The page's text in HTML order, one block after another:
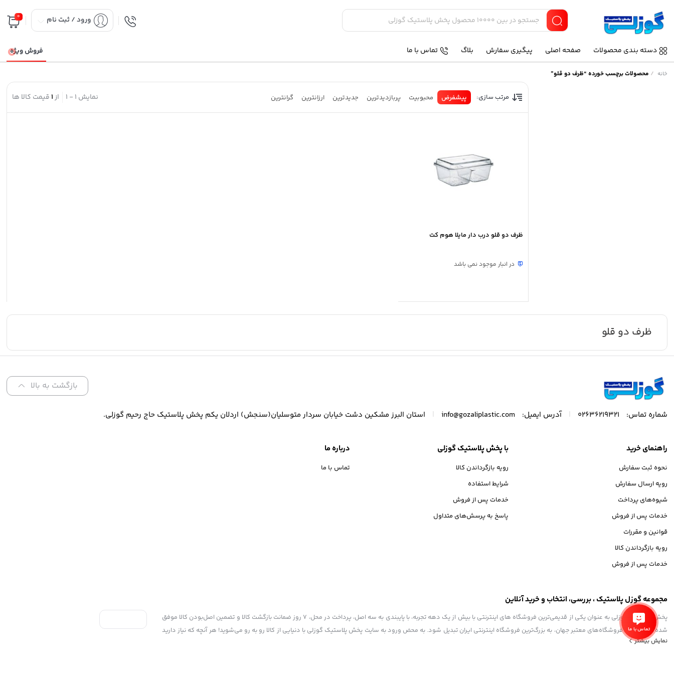
ورود / ثبت نام 0
دسته بندی محصولات صفحه اصلی پیگیری سفارش بلاگ تماس با ما فروش ویژه
خانه / محصولات برچسب خورده “ظرف دو قلو”
مرتب سازی: پیشفرض محبوبیت پربازدیدترین جدیدترین ارزانترین گرانترین نمایش 1
-
1 از1 قیمت کالا ها
ظرف دو قلو درب دار مایلا هوم کت
در انبار موجود نمی باشد
ظرف دو قلو
بازگشت به بالا
شماره تماس: 02636219321 آدرس ایمیل: info@gozaliplastic.com استان البرز مشکین دشت خیابان سردار متوسلیان(سنجش) اردلان یکم پخش پلاستیک حاج رحیم گوزلی.
راهنمای خرید
نحوه ثبت سفارش
رویه ارسال سفارش
شیوه‌های پرداخت
خدمات پس از فروش
قوانین و مقررات
رویه بازگرداندن کالا
خدمات پس از فروش
با پخش پلاستیک گوزلی
رویه بازگرداندن کالا
شرایط استفاده
خدمات پس از فروش
پاسخ به پرسش‌های متداول
درباره ما
تماس با ما
مجموعه گوزل پلاستیک ، بررسی، انتخاب و خرید آنلاین
پخش پلاستیک گوزلی به عنوان یکی از قدیمی‌ترین فروشگاه های اینترنتی با بیش از یک دهه تجربه، با پایبندی به سه اصل، پرداخت در محل، ۷ روز ضمانت بازگشت کالا و تضمین اصل‌بودن کالا موفق
شده تا همگام با فروشگاه‌های معتبر جهان، به بزرگ‌ترین فروشگاه اینترنتی ایران تبدیل شود. به محض ورود به سایت پخش پلاستیک گوزلی با دنیایی از کالا رو به رو می‌شوید! هر آنچه که نیاز دارید
و به ذهن شما خطور می‌کند در اینجا پیدا خواهید کرد.
نمایش بیشتر
تماس با ما